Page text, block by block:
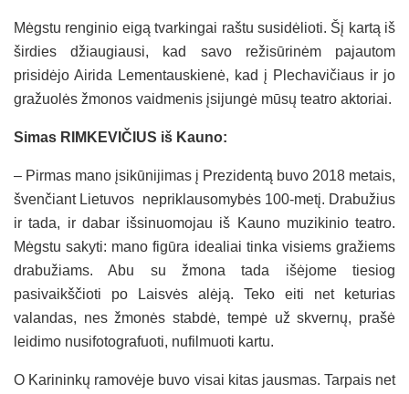
Mėgstu renginio eigą tvarkingai raštu susidėlioti. Šį kartą iš
širdies džiaugiausi, kad savo režisūrinėm pajautom
prisidėjo Airida Lementauskienė, kad į Plechavičiaus ir jo
gražuolės žmonos vaidmenis įsijungė mūsų teatro aktoriai.
Simas RIMKEVIČIUS iš Kauno:
– Pirmas mano įsikūnijimas į Prezidentą buvo 2018 metais,
švenčiant Lietuvos nepriklausomybės 100-metį. Drabužius
ir tada, ir dabar išsinuomojau iš Kauno muzikinio teatro.
Mėgstu sakyti: mano figūra idealiai tinka visiems gražiems
drabužiams. Abu su žmona tada išėjome tiesiog
pasivaikščioti po Laisvės alėją. Teko eiti net keturias
valandas, nes žmonės stabdė, tempė už skvernų, prašė
leidimo nusifotografuoti, nufilmuoti kartu.
O Karininkų ramovėje buvo visai kitas jausmas. Tarpais net